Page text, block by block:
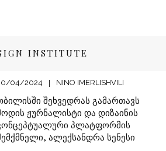
INSTITUTE
04/2024 NINO IMERLISHVILI
შეხვედრას გამართავს
ჟურნალისტი და დიზაინის
პლატფორმის
ალექსანდრა სენესი